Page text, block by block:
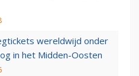
wereldwijd onder
in het Midden-Oosten